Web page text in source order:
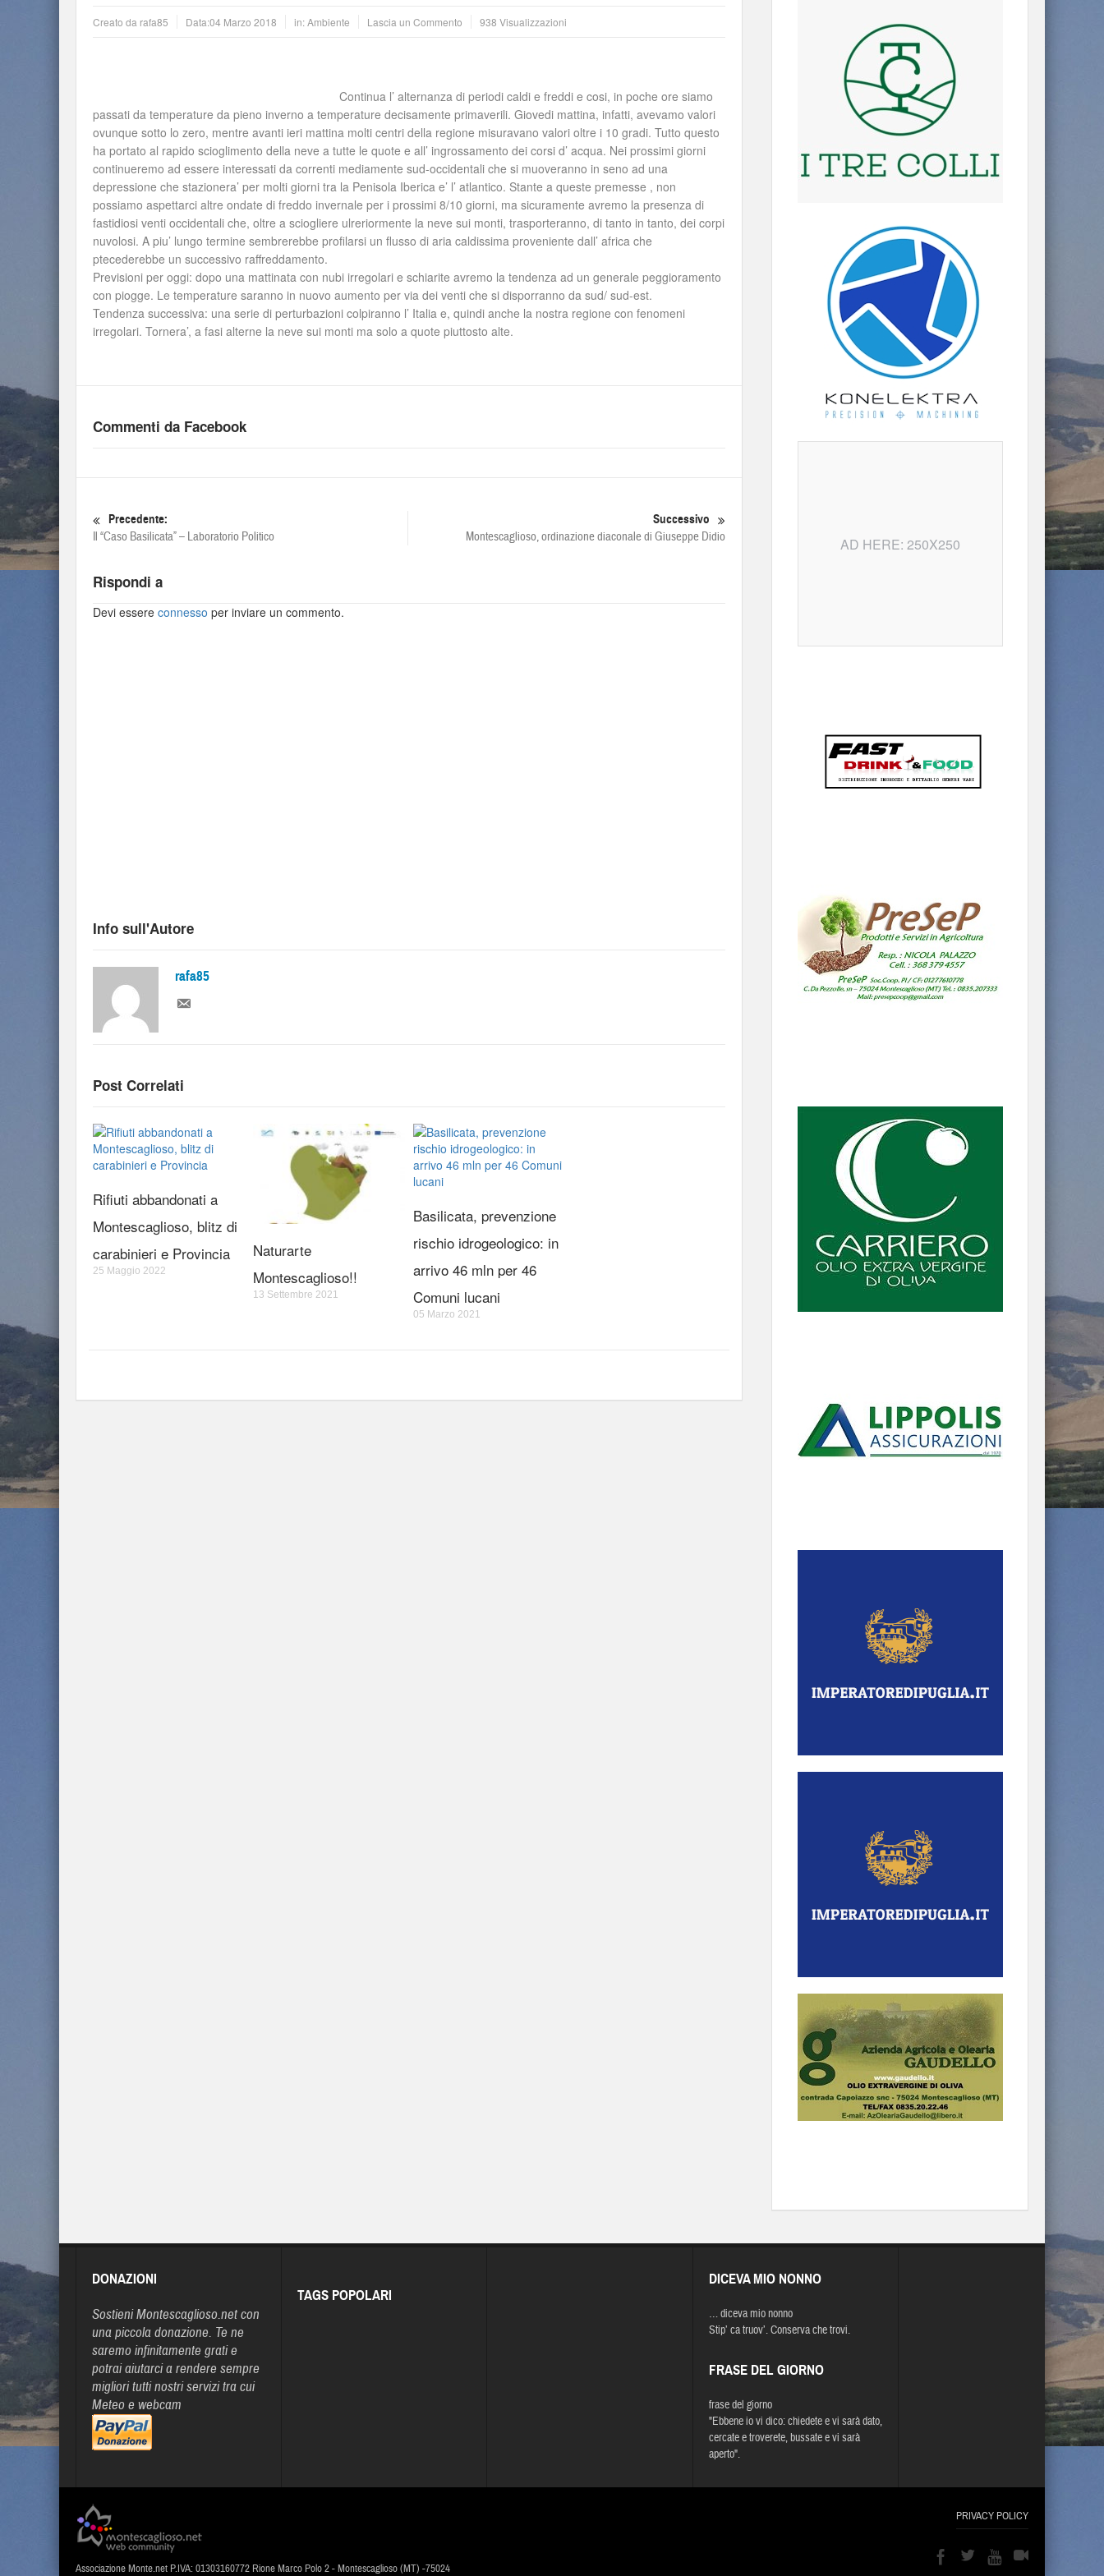
Creato da rafa85 Data:04 Marzo 2018 in:Ambiente Lascia un Commento 938 Visualizzazioni
Continua l’ alternanza di periodi caldi e freddi e cosi, in poche ore siamo
passati da temperature da pieno inverno a temperature decisamente primaverili. Giovedi mattina, infatti, avevamo valori
ovunque sotto lo zero, mentre avanti ieri mattina molti centri della regione misuravano valori oltre i 10 gradi. Tutto questo
ha portato al rapido scioglimento della neve a tutte le quote e all’ ingrossamento dei corsi d’ acqua. Nei prossimi giorni
continueremo ad essere interessati da correnti mediamente sud-occidentali che si muoveranno in seno ad una
depressione che stazionera’ per molti giorni tra la Penisola Iberica e’ l’ atlantico. Stante a queste premesse , non
possiamo aspettarci altre ondate di freddo invernale per i prossimi 8/10 giorni, ma sicuramente avremo la presenza di
fastidiosi venti occidentali che, oltre a sciogliere ulreriormente la neve sui monti, trasporteranno, di tanto in tanto, dei corpi
nuvolosi. A piu’ lungo termine sembrerebbe profilarsi un flusso di aria caldissima proveniente dall’ africa che
ptecederebbe un successivo raffreddamento.
Previsioni per oggi: dopo una mattinata con nubi irregolari e schiarite avremo la tendenza ad un generale peggioramento
con piogge. Le temperature saranno in nuovo aumento per via dei venti che si disporranno da sud/ sud-est.
Tendenza successiva: una serie di perturbazioni colpiranno l’ Italia e, quindi anche la nostra regione con fenomeni
irregolari. Tornera’, a fasi alterne la neve sui monti ma solo a quote piuttosto alte.
Commenti da Facebook
Precedente:
Il “Caso Basilicata” – Laboratorio Politico
Successivo
Montescaglioso, ordinazione diaconale di Giuseppe Didio
Rispondi a
Devi essere connesso per inviare un commento.
Info sull'Autore
rafa85
Post Correlati
Rifiuti abbandonati a
Montescaglioso, blitz di
carabinieri e Provincia
25 Maggio 2022
Naturarte
Montescaglioso!!
13 Settembre 2021
Basilicata, prevenzione
rischio idrogeologico: in
arrivo 46 mln per 46
Comuni lucani
05 Marzo 2021
AD HERE: 250X250
DONAZIONI
Sostieni Montescaglioso.net con
una piccola donazione. Te ne
saremo infinitamente grati e
potrai aiutarci a rendere sempre
migliori tutti nostri servizi tra cui
Meteo e webcam
TAGS POPOLARI
DICEVA MIO NONNO
… diceva mio nonno
Stip’ ca truov’. Conserva che trovi.
FRASE DEL GIORNO
frase del giorno
"Ebbene io vi dico: chiedete e vi sarà dato,
cercate e troverete, bussate e vi sarà
aperto".
PRIVACY POLICY
Associazione Monte.net P.IVA: 01303160772 Rione Marco Polo 2 - Montescaglioso (MT) -75024